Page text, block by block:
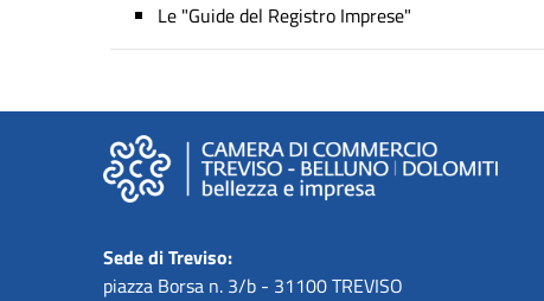
Le "Guide del Registro Imprese"
Sede di Treviso:
piazza Borsa n. 3/b - 31100 TREVISO